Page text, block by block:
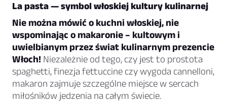
La pasta — symbol włoskiej kultury kulinarnej
Nie można mówić o kuchni włoskiej, nie
wspominając o makaronie – kultowym i
uwielbianym przez świat kulinarnym prezencie
Włoch! Niezależnie od tego, czy jest to prostota
spaghetti, finezja fettuccine czy wygoda cannelloni,
makaron zajmuje szczególne miejsce w sercach
miłośników jedzenia na całym świecie.